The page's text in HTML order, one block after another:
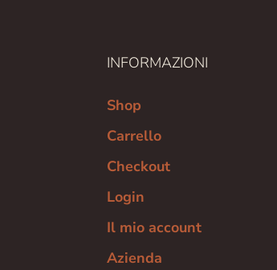
INFORMAZIONI
Shop
Carrello
Checkout
Login
Il mio account
Azienda